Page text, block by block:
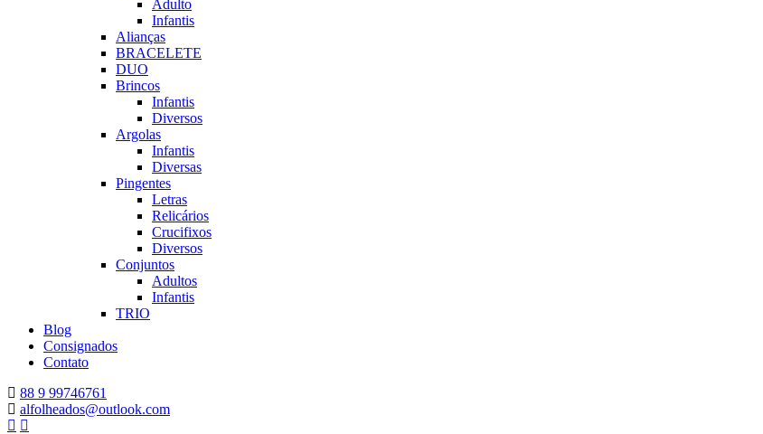
Adulto
Infantis
Alianças
BRACELETE
DUO
Brincos
Infantis
Diversos
Argolas
Infantis
Diversas
Pingentes
Letras
Relicários
Crucifixos
Diversos
Conjuntos
Adultos
Infantis
TRIO
Blog
Consignados
Contato
88 9 99746761
alfolheados@outlook.com